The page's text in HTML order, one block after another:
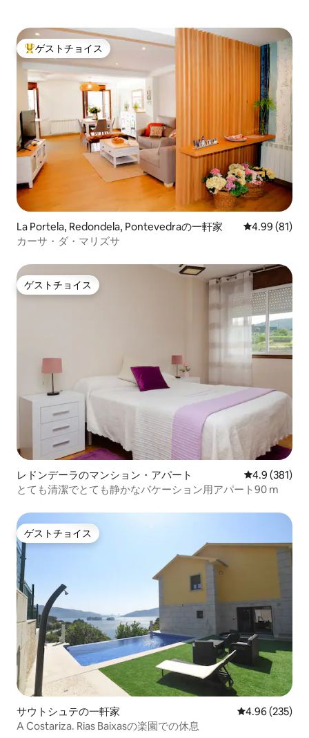
大好評のゲストチョイスです。
ゲストチョイス
La Portela, Redondela, Pontevedraの一軒家 レビュー81
4.99 (81)
カーサ・ダ・マリズサ
ゲストチョイス
ゲストチョイス
レドンデーラのマンション・アパート レビュー381
4.9 (381)
とても清潔でとても静かなバケーション用アパート90 m
ゲストチョイス
ゲストチョイス
サウトシュテの一軒家 レビュー235
4.96 (235)
A Costariza. Rias Baixasの楽園での休息